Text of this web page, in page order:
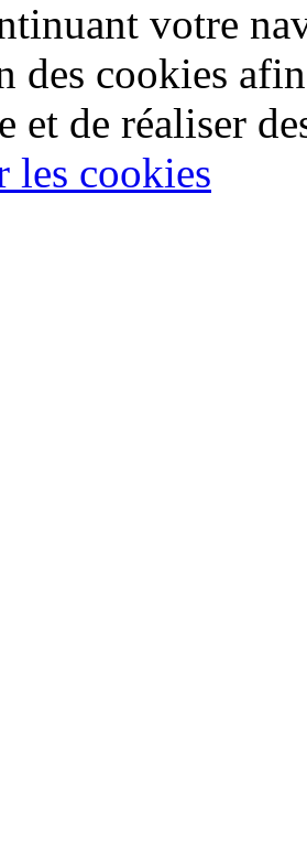
votre
cookies
et de réaliser
les cookies